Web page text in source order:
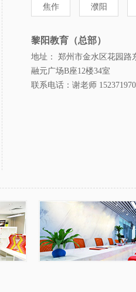
焦作 濮阳
黎阳教育（总部）
地址： 郑州市金水区花园路
融元广场B座12楼34室
联系电话：谢老师